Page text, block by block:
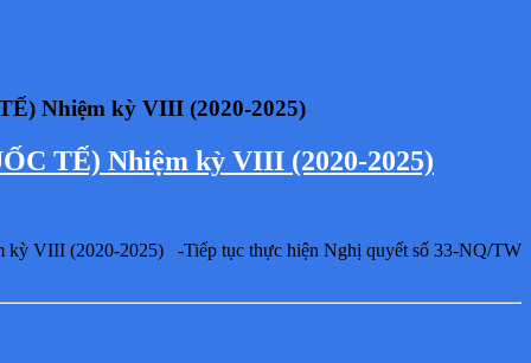
Nhiệm kỳ VIII (2020-2025)
TẾ) Nhiệm kỳ VIII (2020-2025)
2025) -Tiếp tục thực hiện Nghị quyết số 33-NQ/TW